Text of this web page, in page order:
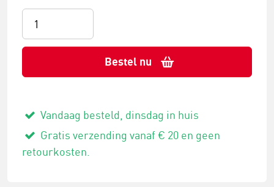
Bestel nu
Vandaag besteld, dinsdag in huis
Gratis verzending vanaf € 20 en geen
retourkosten.